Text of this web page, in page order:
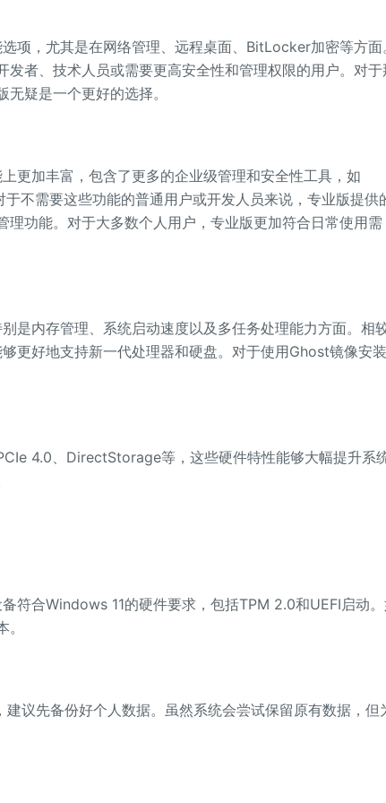
，尤其是在网络管理、远程桌面、BitLocker加密等方面
者、技术人员或需要更高安全性和管理权限的用户。对于
疑是一个更好的选择。
加丰富，包含了更多的企业级管理和安全性工具，如
不需要这些功能的普通用户或开发人员来说，专业版提供
功能。对于大多数个人用户，专业版更加符合日常使用需
内存管理、系统启动速度以及多任务处理能力方面。相
更好地支持新一代处理器和硬盘。对于使用Ghost镜像安装
4.0、DirectStorage等，这些硬件特性能够大幅提升系
合Windows 11的硬件要求，包括TPM 2.0和UEFI启动。
先备份好个人数据。虽然系统会尝试保留原有数据，但